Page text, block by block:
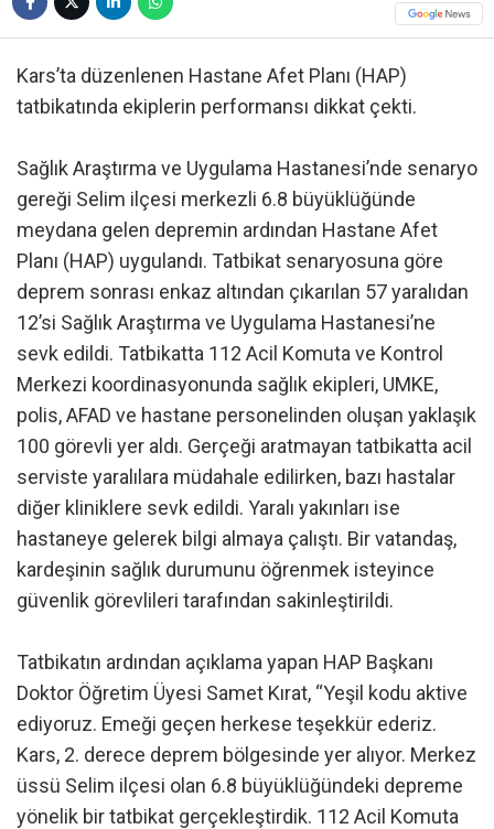
Kars’ta düzenlenen Hastane Afet Planı (HAP)
tatbikatında ekiplerin performansı dikkat çekti.
Sağlık Araştırma ve Uygulama Hastanesi’nde senaryo
gereği Selim ilçesi merkezli 6.8 büyüklüğünde
meydana gelen depremin ardından Hastane Afet
Planı (HAP) uygulandı. Tatbikat senaryosuna göre
deprem sonrası enkaz altından çıkarılan 57 yaralıdan
12’si Sağlık Araştırma ve Uygulama Hastanesi’ne
sevk edildi. Tatbikatta 112 Acil Komuta ve Kontrol
Merkezi koordinasyonunda sağlık ekipleri, UMKE,
polis, AFAD ve hastane personelinden oluşan yaklaşık
100 görevli yer aldı. Gerçeği aratmayan tatbikatta acil
serviste yaralılara müdahale edilirken, bazı hastalar
diğer kliniklere sevk edildi. Yaralı yakınları ise
hastaneye gelerek bilgi almaya çalıştı. Bir vatandaş,
kardeşinin sağlık durumunu öğrenmek isteyince
güvenlik görevlileri tarafından sakinleştirildi.
Tatbikatın ardından açıklama yapan HAP Başkanı
Doktor Öğretim Üyesi Samet Kırat, “Yeşil kodu aktive
ediyoruz. Emeği geçen herkese teşekkür ederiz.
Kars, 2. derece deprem bölgesinde yer alıyor. Merkez
üssü Selim ilçesi olan 6.8 büyüklüğündeki depreme
yönelik bir tatbikat gerçekleştirdik. 112 Acil Komuta